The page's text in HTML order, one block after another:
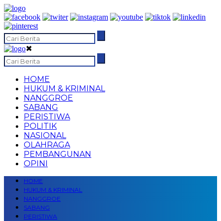
✖
HOME
HUKUM & KRIMINAL
NANGGROE
SABANG
PERISTIWA
POLITIK
NASIONAL
OLAHRAGA
PEMBANGUNAN
OPINI
HOME
HUKUM & KRIMINAL
NANGGROE
SABANG
PERISTIWA